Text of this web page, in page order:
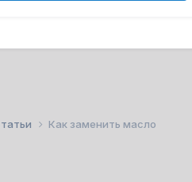
Как заменить масло